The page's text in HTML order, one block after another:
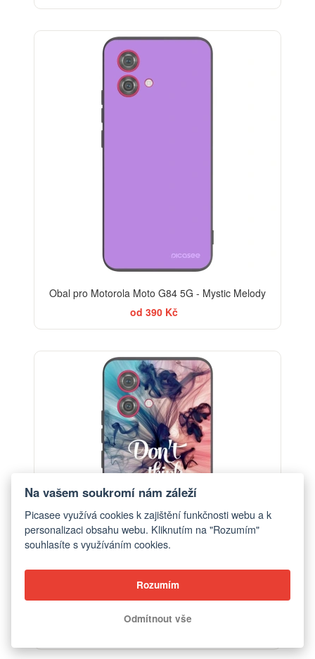
Obal pro Motorola Moto G84 5G - Mystic Melody
od 390 Kč
Obal pro Motorola Moto G84 5G - Nemysli tolik
Na vašem soukromí nám záleží
Picasee využívá cookies k zajištění funkčnosti webu a k
personalizaci obsahu webu. Kliknutím na "Rozumím"
souhlasíte s využíváním cookies.
Rozumím
Odmítnout vše